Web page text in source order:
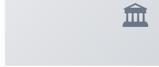
🏛️